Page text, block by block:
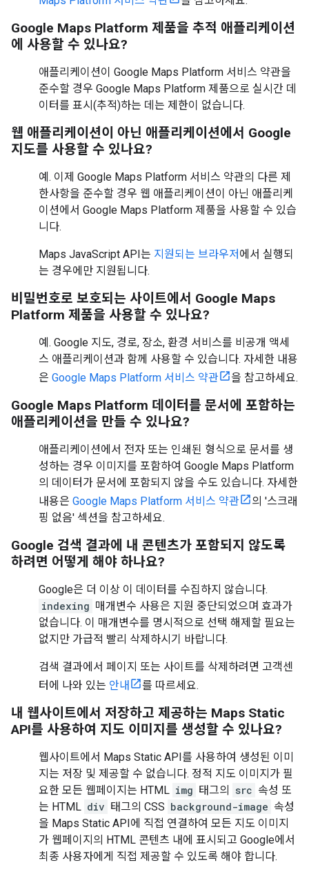
Google Maps Platform 제품을 추적 애플리케이션
에 사용할 수 있나요?
애플리케이션이 Google Maps Platform 서비스 약관을
준수할 경우 Google Maps Platform 제품으로 실시간 데
이터를 표시(추적)하는 데는 제한이 없습니다.
웹 애플리케이션이 아닌 애플리케이션에서 Google
지도를 사용할 수 있나요?
예. 이제 Google Maps Platform 서비스 약관의 다른 제
한사항을 준수할 경우 웹 애플리케이션이 아닌 애플리케
이션에서 Google Maps Platform 제품을 사용할 수 있습
니다.
Maps JavaScript API는 지원되는 브라우저 에서 실행되
는 경우에만 지원됩니다.
비밀번호로 보호되는 사이트에서 Google Maps
Platform 제품을 사용할 수 있나요?
예. Google 지도, 경로, 장소, 환경 서비스를 비공개 액세
스 애플리케이션과 함께 사용할 수 있습니다. 자세한 내용
은 Google Maps Platform 서비스 약관 을 참고하세요.
Google Maps Platform 데이터를 문서에 포함하는
애플리케이션을 만들 수 있나요?
애플리케이션에서 전자 또는 인쇄된 형식으로 문서를 생
성하는 경우 이미지를 포함하여 Google Maps Platform
의 데이터가 문서에 포함되지 않을 수도 있습니다. 자세한
내용은 Google Maps Platform 서비스 약관
의 '스크래
핑 없음' 섹션을 참고하세요.
Google 검색 결과에 내 콘텐츠가 포함되지 않도록
하려면 어떻게 해야 하나요?
Google은 더 이상 이 데이터를 수집하지 않습니다.
indexing 매개변수 사용은 지원 중단되었으며 효과가
없습니다. 이 매개변수를 명시적으로 선택 해제할 필요는
없지만 가급적 빨리 삭제하시기 바랍니다.
검색 결과에서 페이지 또는 사이트를 삭제하려면 고객센
터에 나와 있는 안내 를 따르세요.
내 웹사이트에서 저장하고 제공하는 Maps Static
API를 사용하여 지도 이미지를 생성할 수 있나요?
웹사이트에서 Maps Static API를 사용하여 생성된 이미
지는 저장 및 제공할 수 없습니다. 정적 지도 이미지가 필
요한 모든 웹페이지는 HTML img 태그의 src 속성 또
는 HTML div 태그의 CSS background-image 속성
을 Maps Static API에 직접 연결하여 모든 지도 이미지
가 웹페이지의 HTML 콘텐츠 내에 표시되고 Google에서
최종 사용자에게 직접 제공할 수 있도록 해야 합니다.